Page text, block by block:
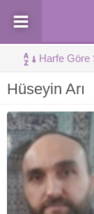
Harfe Göre
Hüseyin Arı